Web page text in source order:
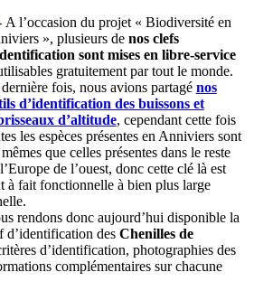
A l’occasion du projet « Biodiversité en
», plusieurs de nos clefs
sont mises en libre-service
gratuitement par tout le monde.
fois, nous avions partagé nos
d’identification des buissons et
d’altitude, cependant cette fois
les espèces présentes en Anniviers sont
que celles présentes dans le reste
de l’ouest, donc cette clé là est
à fait fonctionnelle à bien plus large
rendons donc aujourd’hui disponible la
d’identification des Chenilles de
d’identification, photographies des
complémentaires sur chacune